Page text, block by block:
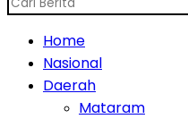
Home
Nasional
Daerah
Mataram